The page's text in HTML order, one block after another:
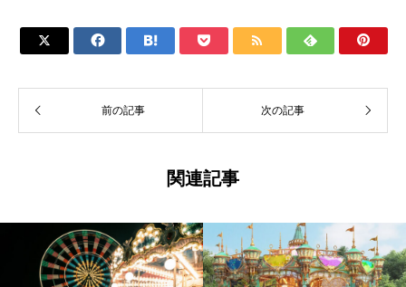
      
前の記事 次の記事
関連記事